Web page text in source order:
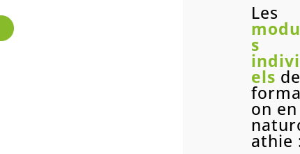
Les
s
els de
on en
athie